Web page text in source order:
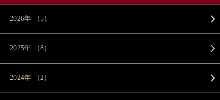
2026年 （5）
2025年 （8）
2024年 （2）